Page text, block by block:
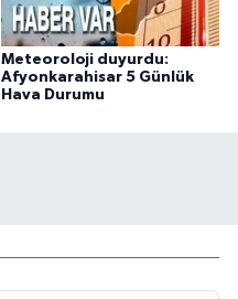
Meteoroloji duyurdu:
Afyonkarahisar 5 Günlük
Hava Durumu